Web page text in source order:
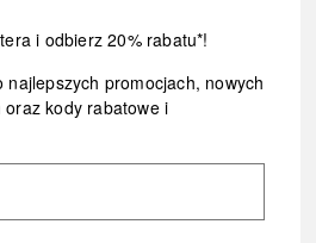
i odbierz 20% rabatu*!
promocjach, nowych
kody rabatowe i